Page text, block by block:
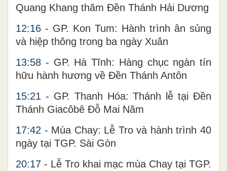
Quang Khang thăm Đền Thánh Hải Dương
12:16 - GP. Kon Tum: Hành trình ân sủng
và hiệp thông trong ba ngày Xuân
13:58 - GP. Hà Tĩnh: Hàng chục ngàn tín
hữu hành hương về Đền Thánh Antôn
15:21 - GP. Thanh Hóa: Thánh lễ tại Đền
Thánh Giacôbê Đỗ Mai Năm
17:42 - Mùa Chay: Lễ Tro và hành trình 40
ngày tại TGP. Sài Gòn
20:17 - Lễ Tro khai mạc mùa Chay tại TGP.